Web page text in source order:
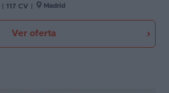
117 CV Madrid
Ver oferta